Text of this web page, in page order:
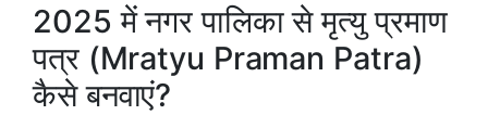
2025 में नगर पालिका से मृत्यु प्रमाण
पत्र (Mratyu Praman Patra)
कैसे बनवाएं?